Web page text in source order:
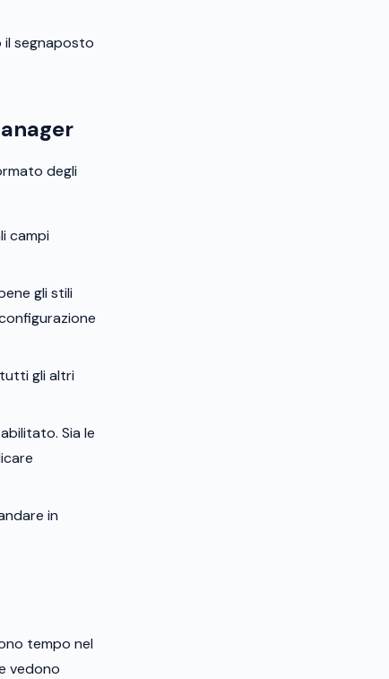
il segnaposto
degli
campi
gli stili
gli altri
Sia le
in
tempo nel
vedono